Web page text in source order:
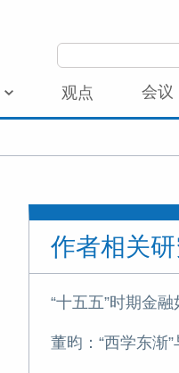
观点 会议
作者相关